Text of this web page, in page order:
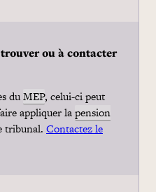
ou à contacter
duMEP, celui-ci peut
appliquer lapension
tribunal. Contactez le